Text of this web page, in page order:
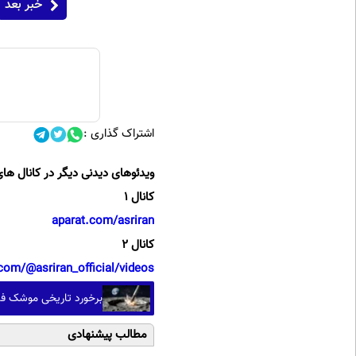
خبر بعد
اشتراک گذاری :
ویدئوهای دیدنی دیگر در کانال
کانال 1
aparat.com/asriran
کانال 2
@asriran_official/videos
برخورد تاریخی موشک فالکون
مطالب پیشنهادی